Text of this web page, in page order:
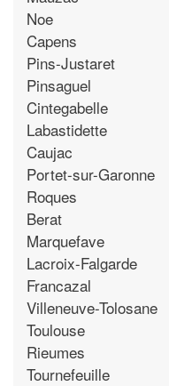
Noe
Capens
Pins-Justaret
Pinsaguel
Cintegabelle
Labastidette
Caujac
Portet-sur-Garonne
Roques
Berat
Marquefave
Lacroix-Falgarde
Francazal
Villeneuve-Tolosane
Toulouse
Rieumes
Tournefeuille